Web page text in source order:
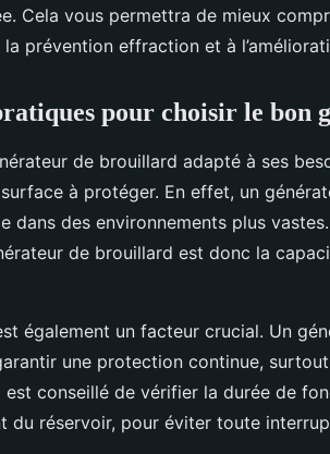
Cela vous permettra de mieux
prévention effraction et à
pour choisir le bon
de brouillard adapté à ses
à protéger. En effet, un
dans des environnements plus
de brouillard est donc la
également un facteur crucial. Un
une protection continue,
est conseillé de vérifier la durée de
du réservoir, pour éviter toute